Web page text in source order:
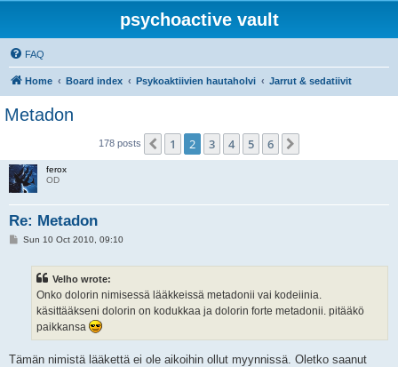
psychoactive vault
FAQ
Home Board index Psykoaktiivien hautaholvi Jarrut & sedatiivit
Metadon
178 posts Previous
1 2 3 4 5 6
ferox
OD
Re: Metadon
PSun 10 Oct 2010, 09:10
Velho wrote:
Onko dolorin nimisessä lääkkeissä metadonii vai kodeiinia.
käsittääkseni dolorin on kodukkaa ja dolorin forte metadonii. pitääkö
paikkansa
Tämän nimistä lääkettä ei ole aikoihin ollut myynnissä. Oletko saanut